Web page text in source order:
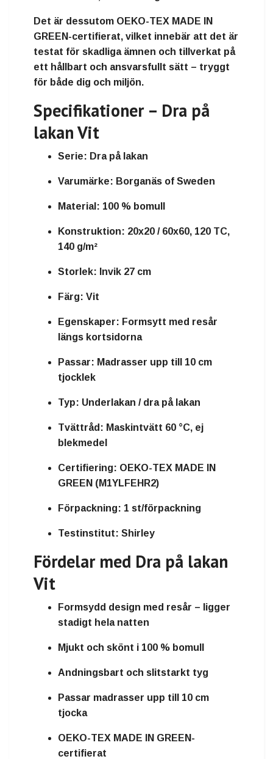
Det är dessutom OEKO-TEX MADE IN
GREEN-certifierat, vilket innebär att det är
testat för skadliga ämnen och tillverkat på
ett hållbart och ansvarsfullt sätt – tryggt
för både dig och miljön.
Specifikationer – Dra på
lakan Vit
Serie: Dra på lakan
Varumärke: Borganäs of Sweden
Material: 100 % bomull
Konstruktion: 20x20 / 60x60, 120 TC,
140 g/m²
Storlek: Invik 27 cm
Färg: Vit
Egenskaper: Formsytt med resår
längs kortsidorna
Passar: Madrasser upp till 10 cm
tjocklek
Typ: Underlakan / dra på lakan
Tvättråd: Maskintvätt 60 °C, ej
blekmedel
Certifiering: OEKO-TEX MADE IN
GREEN (M1YLFEHR2)
Förpackning: 1 st/förpackning
Testinstitut: Shirley
Fördelar med Dra på lakan
Vit
Formsydd design med resår – ligger
stadigt hela natten
Mjukt och skönt i 100 % bomull
Andningsbart och slitstarkt tyg
Passar madrasser upp till 10 cm
tjocka
OEKO-TEX MADE IN GREEN-
certifierat